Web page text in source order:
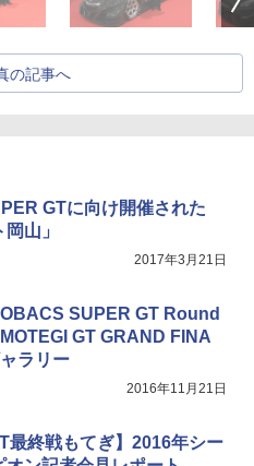
の記事へ
GTに向け開催された
山」
2017年3月21日
SUPER GT Round
GT GRAND FINA
ラリー
2016年11月21日
最終戦もてぎ】2016年シー